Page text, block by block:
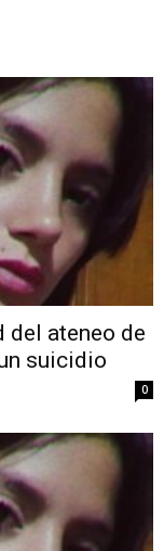
del ateneo de
suicidio
0